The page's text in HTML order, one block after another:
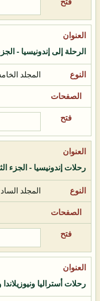
الرحلة إلى إندونيسيا - الجزء الثاني
المجلد
رحلات إندونيسيا - الجزء الثالث
المجلد
رحلات أستراليا ونيوزيلاندا